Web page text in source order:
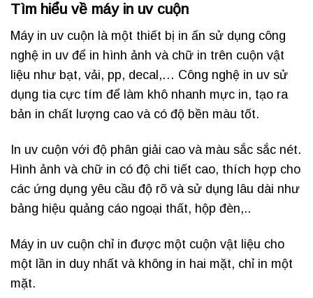
Tìm hiểu về máy in uv cuộn
Máy in uv cuộn là một thiết bị in ấn sử dụng công
nghệ in uv để in hình ảnh và chữ in trên cuộn vật
liệu như bạt, vải, pp, decal,… Công nghệ in uv sử
dụng tia cực tím để làm khô nhanh mực in, tạo ra
bản in chất lượng cao và có độ bền màu tốt.
In uv cuộn với độ phân giải cao và màu sắc sắc nét.
Hình ảnh và chữ in có độ chi tiết cao, thích hợp cho
các ứng dụng yêu cầu độ rõ và sử dụng lâu dài như
bảng hiệu quảng cáo ngoại thất, hộp đèn,..
Máy in uv cuộn chỉ in được một cuộn vật liệu cho
một lần in duy nhất và không in hai mặt, chỉ in một
mặt.